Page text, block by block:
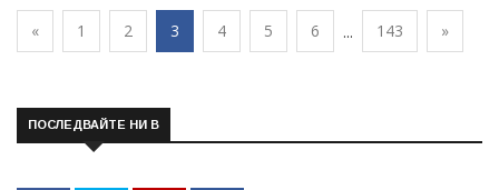
« 1 2 3 4 5 6 ... 143 »
ПОСЛЕДВАЙТЕ НИ В